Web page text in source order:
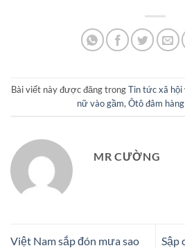
Bài viết này được đăng trongTin tức xã hội
nữ vào gầm, Ôtô đâm
MR CƯỜNG
Việt Nam sắp đón mưa sao
Sập